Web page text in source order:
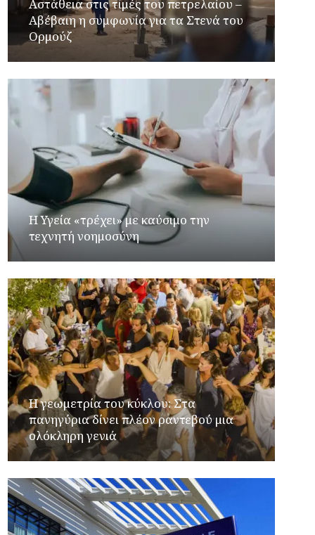
Αστάθεια στις τιμές του πετρελαίου –
Αβέβαιη η συμφωνία για τα Στενά του
Ορμούζ
Η Υγεία «τρέχει» με καύσιμο την
τεχνητή νοημοσύνη
Η γεωμετρία του κύκλου: Στα
πανηγύρια δίνει πλέον ραντεβού μια
ολόκληρη γενιά